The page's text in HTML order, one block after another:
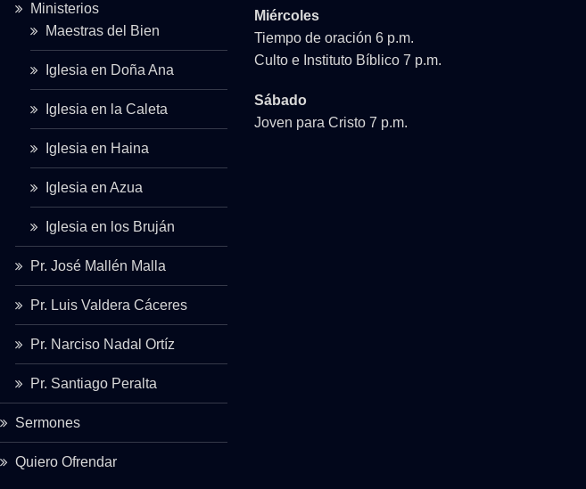
Ministerios
Maestras del Bien
Iglesia en Doña Ana
Iglesia en la Caleta
Iglesia en Haina
Iglesia en Azua
Iglesia en los Bruján
Pr. José Mallén Malla
Pr. Luis Valdera Cáceres
Pr. Narciso Nadal Ortíz
Pr. Santiago Peralta
Sermones
Quiero Ofrendar
Miércoles
Tiempo de oración 6 p.m.
Culto e Instituto Bíblico 7 p.m.
Sábado
Joven para Cristo 7 p.m.